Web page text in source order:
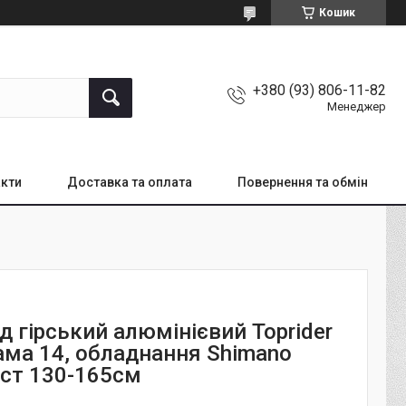
Кошик
+380 (93) 806-11-82
Менеджер
Доставка та оплата Повернення та обмін
гірський алюмінієвий Toprider
14, обладнання Shimano
130-165см